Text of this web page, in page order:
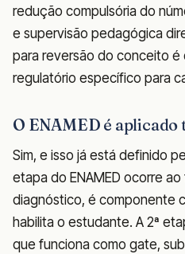
redução compulsória do
e supervisão pedagógica
para reversão do conceito
regulatório específico para
O ENAMED é aplicado
Sim, e isso já está definido
etapa do ENAMED ocorre
diagnóstico, é componente
habilita o estudante. A 2ª
que funciona como gate,